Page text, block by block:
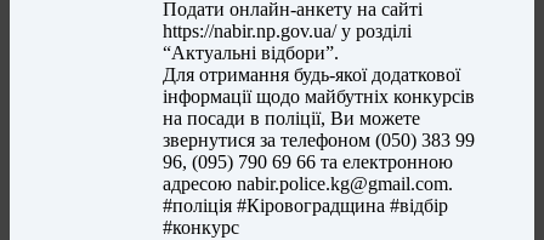
Подати онлайн-анкету на сайті
https://nabir.np.gov.ua/ у розділі
“Актуальні відбори”.
Для отримання будь-якої додаткової
інформації щодо майбутніх конкурсів
на посади в поліції, Ви можете
звернутися за телефоном (050) 383 99
96, (095) 790 69 66 та електронною
адресоюnabir.police.kg@gmail.com.
#поліція #Кіровоградщина #відбір
#конкурс